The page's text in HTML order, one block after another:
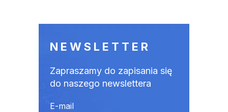
NEWSLETTER
Zapraszamy do zapisania się
do naszego newslettera
E-mail